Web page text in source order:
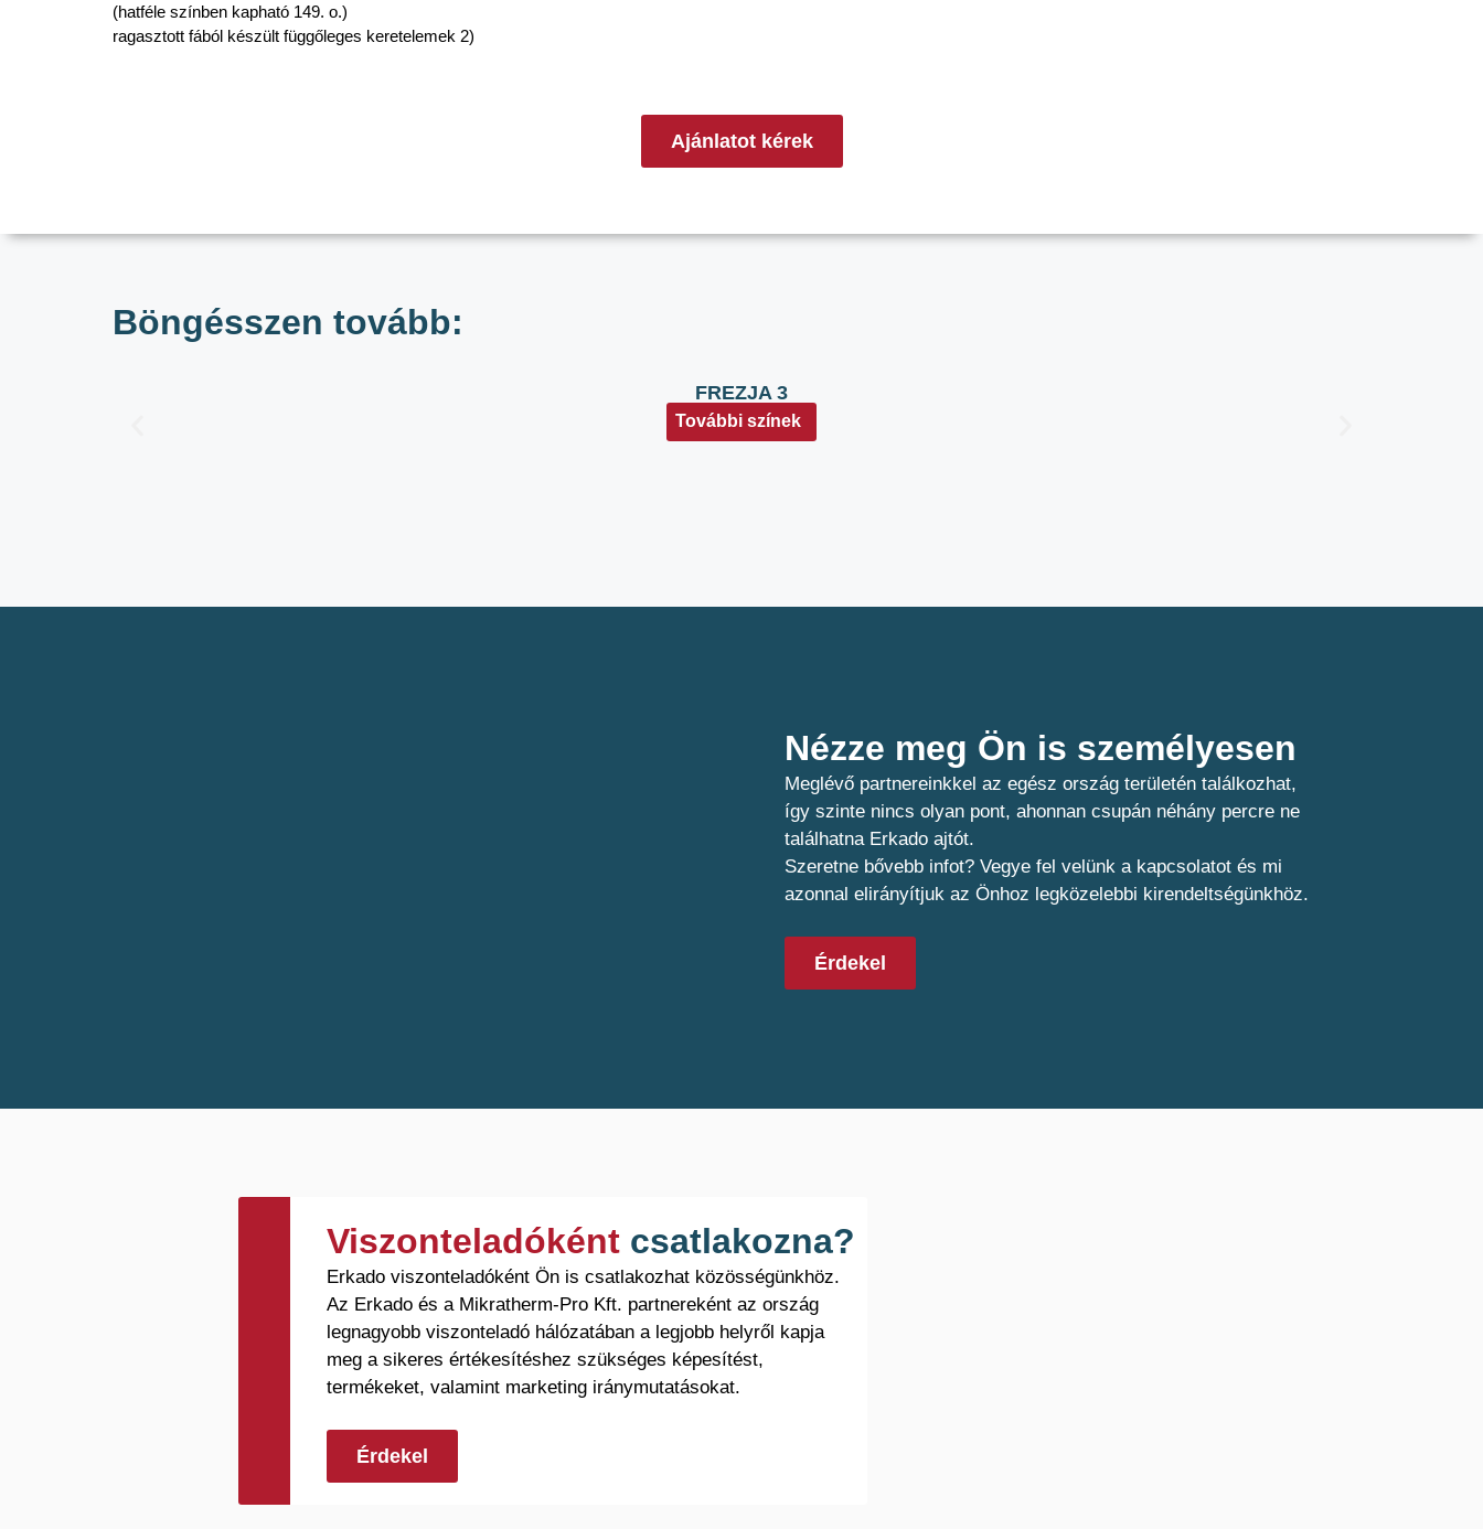
(hatféle színben kapható 149. o.)
ragasztott fából készült függőleges keretelemek 2)
Ajánlatot kérek
Böngésszen tovább:
FREZJA 3
További színek
Nézze meg Ön is személyesen​
Meglévő partnereinkkel az egész ország területén találkozhat,
így szinte nincs olyan pont, ahonnan csupán néhány percre ne
találhatna Erkado ajtót.
Szeretne bővebb infot? Vegye fel velünk a kapcsolatot és mi
azonnal elirányítjuk az Önhoz legközelebbi kirendeltségünkhöz.
Érdekel
Viszonteladóként csatlakozna?
Erkado viszonteladóként Ön is csatlakozhat közösségünkhöz.
Az Erkado és a Mikratherm-Pro Kft. partnereként az ország
legnagyobb viszonteladó hálózatában a legjobb helyről kapja
meg a sikeres értékesítéshez szükséges képesítést,
termékeket, valamint marketing iránymutatásokat.
Érdekel